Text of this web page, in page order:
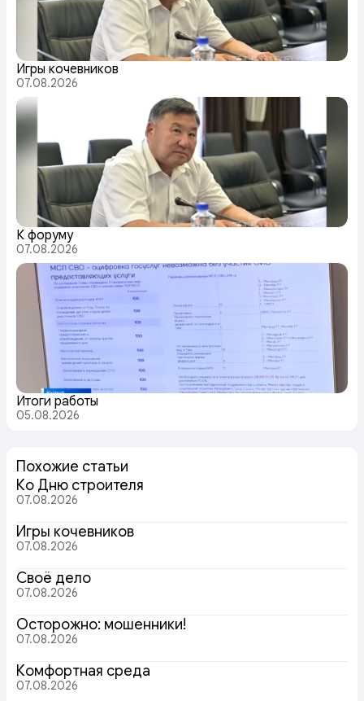
Игры кочевников
07.08.2026
К форуму
07.08.2026
Итоги работы
05.08.2026
Похожие статьи
Ко Дню строителя
07.08.2026
Игры кочевников
07.08.2026
Своё дело
07.08.2026
Осторожно: мошенники!
07.08.2026
Комфортная среда
07.08.2026